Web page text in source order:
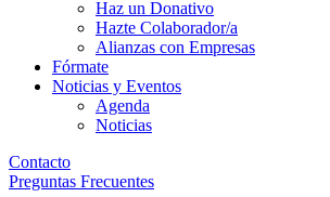
Haz un Donativo
Hazte Colaborador/a
Alianzas con Empresas
Fórmate
Noticias y Eventos
Agenda
Noticias
Contacto
Preguntas Frecuentes